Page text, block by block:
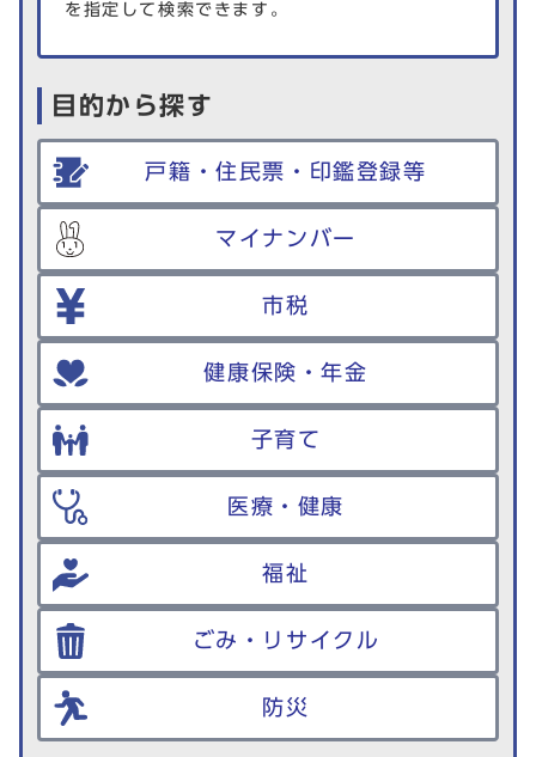
を指定して検索できます。
目的から探す
戸籍・住民票・印鑑登録等
マイナンバー
市税
健康保険・年金
子育て
医療・健康
福祉
ごみ・リサイクル
防災